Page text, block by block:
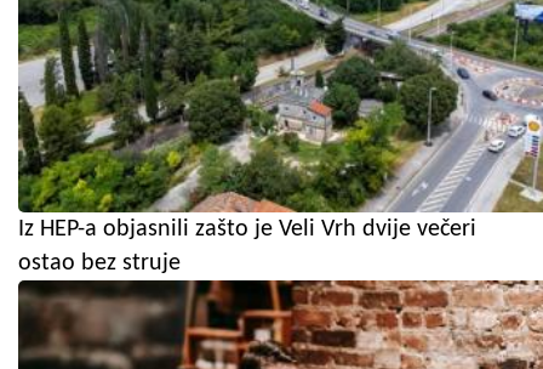
Iz HEP-a objasnili zašto je Veli Vrh dvije večeri
ostao bez struje